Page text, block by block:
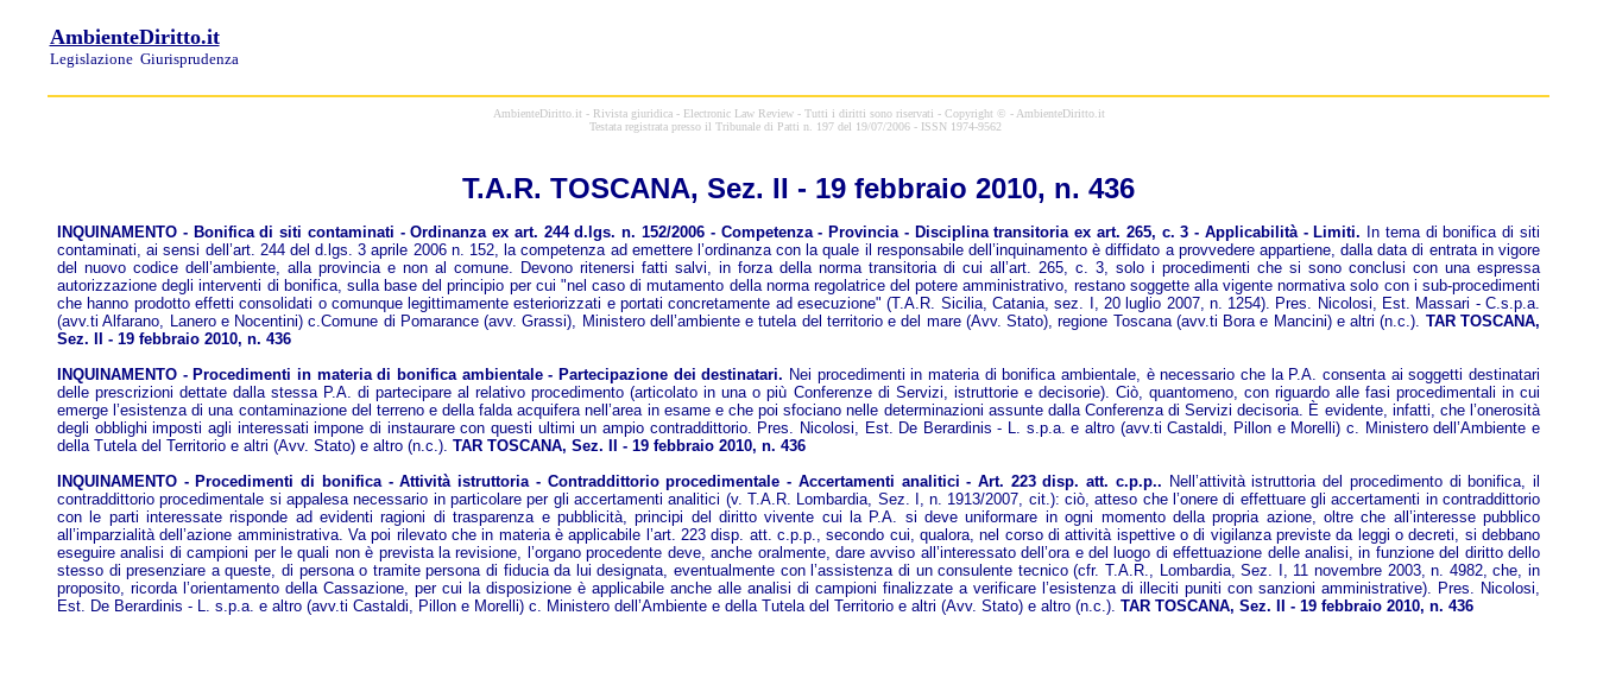
AmbienteDiritto.it
Legislazione Giurisprudenza
AmbienteDiritto.it - Rivista giuridica - Electronic Law Review - Tutti i diritti sono riservati - Copyright © - AmbienteDiritto.it
Testata registrata presso il Tribunale di Patti n. 197 del 19/07/2006 - ISSN 1974-9562
T.A.R. TOSCANA, Sez. II - 19 febbraio 2010, n. 436
INQUINAMENTO - Bonifica di siti contaminati - Ordinanza ex art. 244 d.lgs. n. 152/2006 - Competenza - Provincia - Disciplina transitoria ex art. 265, c. 3 - Applicabilità - Limiti. In tema di bonifica di siti
contaminati, ai sensi dell’art. 244 del d.lgs. 3 aprile 2006 n. 152, la competenza ad emettere l’ordinanza con la quale il responsabile dell’inquinamento è diffidato a provvedere appartiene, dalla data di entrata in vigore
del nuovo codice dell’ambiente, alla provincia e non al comune. Devono ritenersi fatti salvi, in forza della norma transitoria di cui all’art. 265, c. 3, solo i procedimenti che si sono conclusi con una espressa
autorizzazione degli interventi di bonifica, sulla base del principio per cui "nel caso di mutamento della norma regolatrice del potere amministrativo, restano soggette alla vigente normativa solo con i sub-procedimenti
che hanno prodotto effetti consolidati o comunque legittimamente esteriorizzati e portati concretamente ad esecuzione" (T.A.R. Sicilia, Catania, sez. I, 20 luglio 2007, n. 1254). Pres. Nicolosi, Est. Massari - C.s.p.a.
(avv.ti Alfarano, Lanero e Nocentini) c.Comune di Pomarance (avv. Grassi), Ministero dell’ambiente e tutela del territorio e del mare (Avv. Stato), regione Toscana (avv.ti Bora e Mancini) e altri (n.c.). TAR TOSCANA,
Sez. II - 19 febbraio 2010, n. 436
INQUINAMENTO - Procedimenti in materia di bonifica ambientale - Partecipazione dei destinatari. Nei procedimenti in materia di bonifica ambientale, è necessario che la P.A. consenta ai soggetti destinatari
delle prescrizioni dettate dalla stessa P.A. di partecipare al relativo procedimento (articolato in una o più Conferenze di Servizi, istruttorie e decisorie). Ciò, quantomeno, con riguardo alle fasi procedimentali in cui
emerge l’esistenza di una contaminazione del terreno e della falda acquifera nell’area in esame e che poi sfociano nelle determinazioni assunte dalla Conferenza di Servizi decisoria. È evidente, infatti, che l’onerosità
degli obblighi imposti agli interessati impone di instaurare con questi ultimi un ampio contraddittorio. Pres. Nicolosi, Est. De Berardinis - L. s.p.a. e altro (avv.ti Castaldi, Pillon e Morelli) c. Ministero dell’Ambiente e
della Tutela del Territorio e altri (Avv. Stato) e altro (n.c.). TAR TOSCANA, Sez. II - 19 febbraio 2010, n. 436
INQUINAMENTO - Procedimenti di bonifica - Attività istruttoria - Contraddittorio procedimentale - Accertamenti analitici - Art. 223 disp. att. c.p.p.. Nell’attività istruttoria del procedimento di bonifica, il
contraddittorio procedimentale si appalesa necessario in particolare per gli accertamenti analitici (v. T.A.R. Lombardia, Sez. I, n. 1913/2007, cit.): ciò, atteso che l’onere di effettuare gli accertamenti in contraddittorio
con le parti interessate risponde ad evidenti ragioni di trasparenza e pubblicità, principi del diritto vivente cui la P.A. si deve uniformare in ogni momento della propria azione, oltre che all’interesse pubblico
all’imparzialità dell’azione amministrativa. Va poi rilevato che in materia è applicabile l’art. 223 disp. att. c.p.p., secondo cui, qualora, nel corso di attività ispettive o di vigilanza previste da leggi o decreti, si debbano
eseguire analisi di campioni per le quali non è prevista la revisione, l’organo procedente deve, anche oralmente, dare avviso all’interessato dell’ora e del luogo di effettuazione delle analisi, in funzione del diritto dello
stesso di presenziare a queste, di persona o tramite persona di fiducia da lui designata, eventualmente con l’assistenza di un consulente tecnico (cfr. T.A.R., Lombardia, Sez. I, 11 novembre 2003, n. 4982, che, in
proposito, ricorda l’orientamento della Cassazione, per cui la disposizione è applicabile anche alle analisi di campioni finalizzate a verificare l’esistenza di illeciti puniti con sanzioni amministrative). Pres. Nicolosi,
Est. De Berardinis - L. s.p.a. e altro (avv.ti Castaldi, Pillon e Morelli) c. Ministero dell’Ambiente e della Tutela del Territorio e altri (Avv. Stato) e altro (n.c.). TAR TOSCANA, Sez. II - 19 febbraio 2010, n. 436